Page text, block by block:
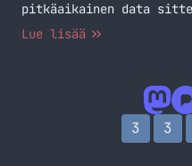
pitkäaikainen data
Lue lisää
3 3